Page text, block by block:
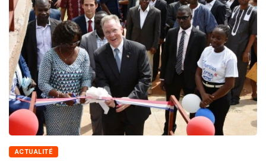
ACTUALITÉ